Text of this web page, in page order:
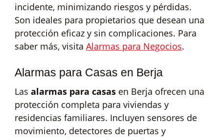
incidente, minimizando riesgos y pérdidas.
Son ideales para propietarios que desean una
protección eficaz y sin complicaciones. Para
saber más, visita Alarmas para Negocios.
Alarmas para Casas en Berja
Las alarmas para casas en Berja ofrecen una
protección completa para viviendas y
residencias familiares. Incluyen sensores de
movimiento, detectores de puertas y